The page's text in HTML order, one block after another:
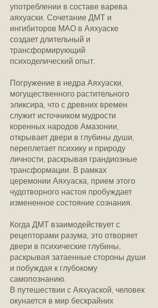
употреблении в составе варева
аяхуаски. Сочетание ДМТ и
ингибиторов МАО в Аяхуаске
создает длительный и
трансформирующий
психоделический опыт.
Погружение в недра Аяхуаски,
могущественного растительного
эликсира, что с древних времен
служит источником мудрости
коренных народов Амазонии,
открывает двери в глубины души,
переплетает психику и природу
личности, раскрывая грандиозные
трансформации. В рамках
церемонии Аяхуаска, прием этого
чудотворного настоя пробуждает
измененное состояние сознания.
Когда ДМТ взаимодействует с
рецепторами разума, это отворяет
двери в психические глубины,
раскрывая затаенные стороны души
и побуждая к глубокому
самопознанию.
В путешествии с Аяхуаской, человек
окунается в мир бескрайних